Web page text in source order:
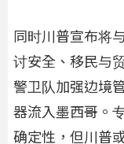
同时川普宣布将
讨安全、移民与
警卫队加强边境
器流入墨西哥。
确定性，但川普